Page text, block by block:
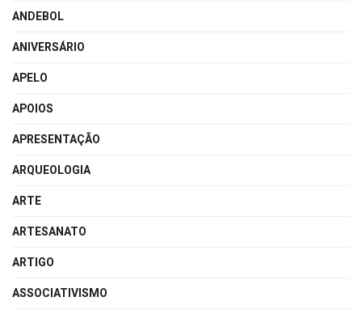
ANDEBOL
ANIVERSÁRIO
APELO
APOIOS
APRESENTAÇÃO
ARQUEOLOGIA
ARTE
ARTESANATO
ARTIGO
ASSOCIATIVISMO